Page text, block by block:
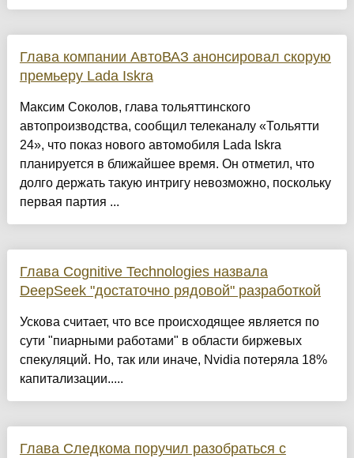
Глава компании АвтоВАЗ анонсировал скорую
премьеру Lada Iskra
Максим Соколов, глава тольяттинского
автопроизводства, сообщил телеканалу «Тольятти
24», что показ нового автомобиля Lada Iskra
планируется в ближайшее время. Он отметил, что
долго держать такую интригу невозможно, поскольку
первая партия ...
Глава Cognitive Technologies назвала
DeepSeek "достаточно рядовой" разработкой
Ускова считает, что все происходящее является по
сути "пиарными работами" в области биржевых
спекуляций. Но, так или иначе, Nvidia потеряла 18%
капитализации.....
Глава Следкома поручил разобраться с